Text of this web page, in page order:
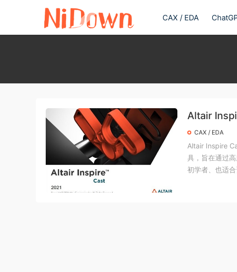
CAX / EDA
Altair
CAX / EDA
Altair Inspire
具，旨在通过
初学者、也适